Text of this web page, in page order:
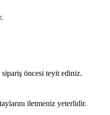
öncesi teyit ediniz.
iletmeniz yeterlidir.